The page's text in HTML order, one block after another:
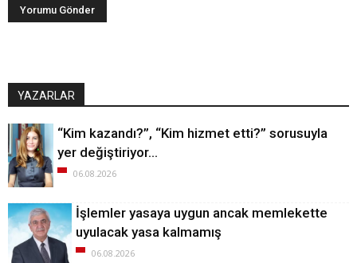
YAZARLAR
“Kim kazandı?”, “Kim hizmet etti?” sorusuyla
yer değiştiriyor…
06.08.2026
İşlemler yasaya uygun ancak memlekette
uyulacak yasa kalmamış
06.08.2026